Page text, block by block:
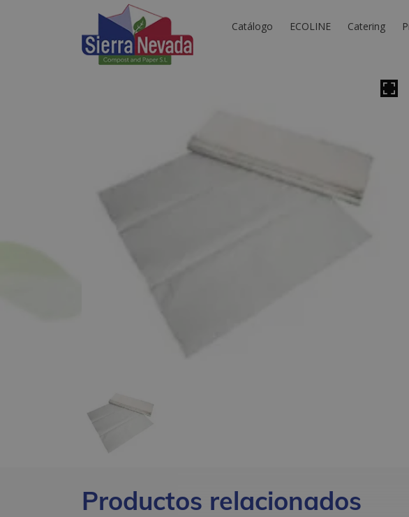
Catálogo ECOLINE Catering
Productos relacionados